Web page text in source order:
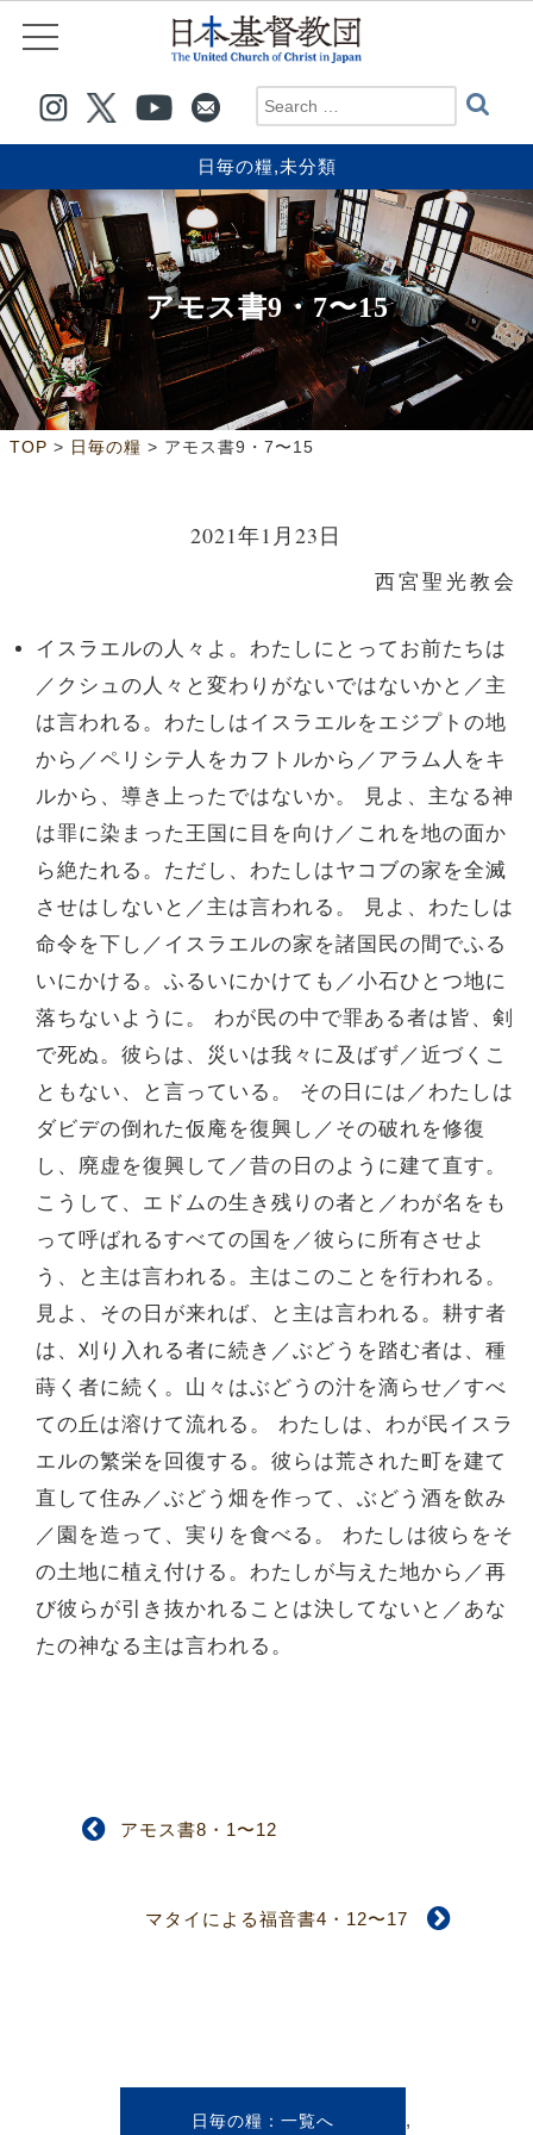
日毎の糧,未分類
アモス書9・7〜15
TOP > 日毎の糧 > アモス書9・7〜15
2021年1月23日
西宮聖光教会
イスラエルの人々よ。わたしにとってお前たちは
／クシュの人々と変わりがないではないかと／主
は言われる。わたしはイスラエルをエジプトの地
から／ペリシテ人をカフトルから／アラム人をキ
ルから、導き上ったではないか。 見よ、主なる神
は罪に染まった王国に目を向け／これを地の面か
ら絶たれる。ただし、わたしはヤコブの家を全滅
させはしないと／主は言われる。 見よ、わたしは
命令を下し／イスラエルの家を諸国民の間でふる
いにかける。ふるいにかけても／小石ひとつ地に
落ちないように。 わが民の中で罪ある者は皆、剣
で死ぬ。彼らは、災いは我々に及ばず／近づくこ
ともない、と言っている。 その日には／わたしは
ダビデの倒れた仮庵を復興し／その破れを修復
し、廃虚を復興して／昔の日のように建て直す。
こうして、エドムの生き残りの者と／わが名をも
って呼ばれるすべての国を／彼らに所有させよ
う、と主は言われる。主はこのことを行われる。
見よ、その日が来れば、と主は言われる。耕す者
は、刈り入れる者に続き／ぶどうを踏む者は、種
蒔く者に続く。山々はぶどうの汁を滴らせ／すべ
ての丘は溶けて流れる。 わたしは、わが民イスラ
エルの繁栄を回復する。彼らは荒された町を建て
直して住み／ぶどう畑を作って、ぶどう酒を飲み
／園を造って、実りを食べる。 わたしは彼らをそ
の土地に植え付ける。わたしが与えた地から／再
び彼らが引き抜かれることは決してないと／あな
たの神なる主は言われる。
アモス書8・1〜12
マタイによる福音書4・12〜17
日毎の糧 ,